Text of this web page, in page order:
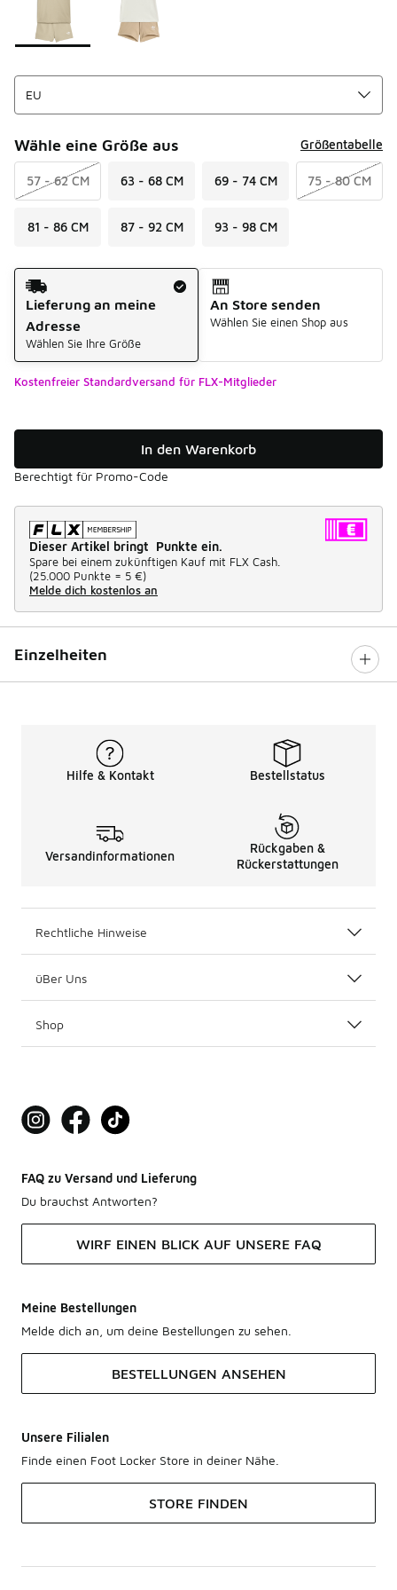
Wähle eine Größe aus Größentabelle
57 - 62 CM 63 - 68 CM 69 - 74 CM 75 - 80 CM
81 - 86 CM 87 - 92 CM 93 - 98 CM
Versandart
Lieferung an meine
Adresse
Wählen Sie Ihre Größe
An Store senden
Wählen Sie einen Shop aus
Kostenfreier Standardversand für FLX-Mitglieder
In den Warenkorb
Berechtigt für Promo-Code
Dieser Artikel bringt Punkte ein.
Spare bei einem zukünftigen Kauf mit FLX Cash.
(25.000 Punkte = 5 €)
Melde dich kostenlos an
Einzelheiten
Hilfe & Kontakt Bestellstatus
Versandinformationen
Rückgaben &
Rückerstattungen
Rechtliche Hinweise
üBer Uns
Shop
FAQ zu Versand und Lieferung
Du brauchst Antworten?
WIRF EINEN BLICK AUF UNSERE FAQ
Meine Bestellungen
Melde dich an, um deine Bestellungen zu sehen.
BESTELLUNGEN ANSEHEN
Unsere Filialen
Finde einen Foot Locker Store in deiner Nähe.
STORE FINDEN